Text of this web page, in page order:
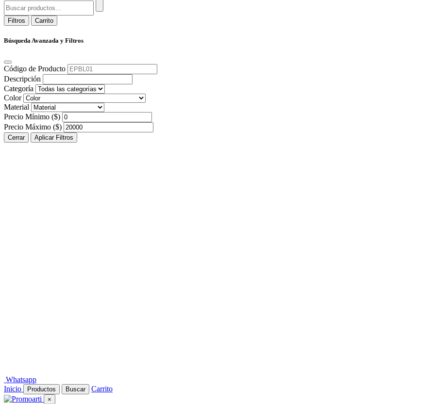
Filtros Carrito
Búsqueda Avanzada y Filtros
Código de Producto
Descripción
Categoría
Color
Material
Precio Mínimo ($)
Precio Máximo ($)
Cerrar Aplicar Filtros
Whatsapp
Inicio
Productos Buscar Carrito
×